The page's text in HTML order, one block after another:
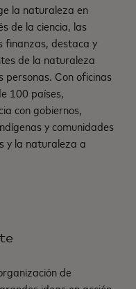
la naturaleza en
de la ciencia, las
finanzas, destaca y
de la naturaleza
personas. Con oficinas
100 países,
con gobiernos,
y comunidades
y la naturaleza a
de